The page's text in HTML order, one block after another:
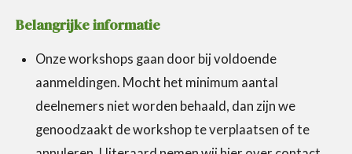
Belangrijke informatie
Onze workshops gaan door bij voldoende
aanmeldingen. Mocht het minimum aantal
deelnemers niet worden behaald, dan zijn we
genoodzaakt de workshop te verplaatsen of te